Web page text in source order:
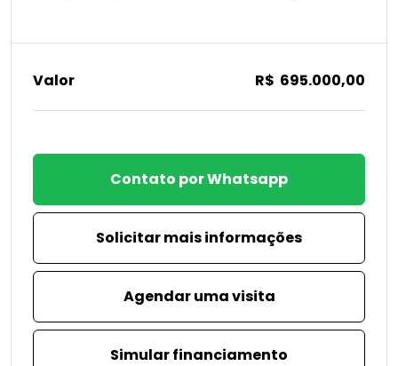
Valor R$ 695.000,00
Contato por Whatsapp
Solicitar mais informações
Agendar uma visita
Simular financiamento